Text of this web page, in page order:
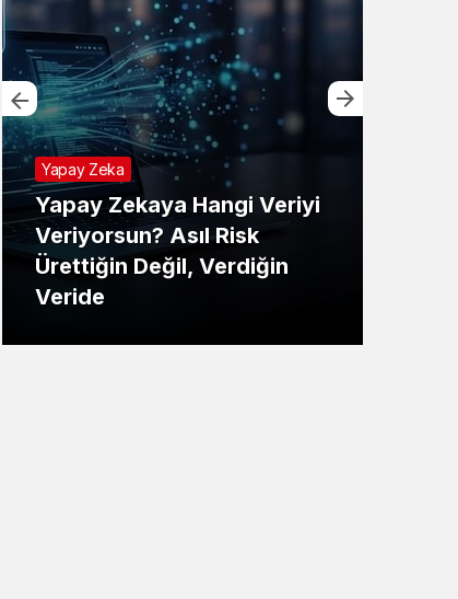
Yapay Zeka
Yapay Zekaya Hangi Veriyi
Veriyorsun? Asıl Risk
Ürettiğin Değil, Verdiğin
Veride